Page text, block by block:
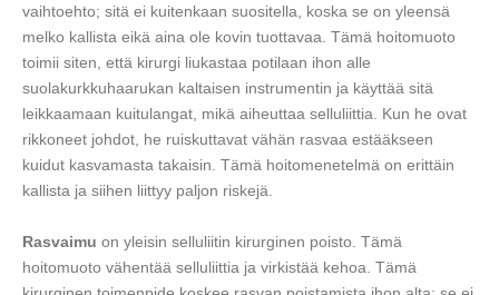
vaihtoehto; sitä ei kuitenkaan suositella, koska se on yleensä
melko kallista eikä aina ole kovin tuottavaa. Tämä hoitomuoto
toimii siten, että kirurgi liukastaa potilaan ihon alle
suolakurkkuhaarukan kaltaisen instrumentin ja käyttää sitä
leikkaamaan kuitulangat, mikä aiheuttaa selluliittia. Kun he ovat
rikkoneet johdot, he ruiskuttavat vähän rasvaa estääkseen
kuidut kasvamasta takaisin. Tämä hoitomenetelmä on erittäin
kallista ja siihen liittyy paljon riskejä.
Rasvaimu on yleisin selluliitin kirurginen poisto. Tämä
hoitomuoto vähentää selluliittia ja virkistää kehoa. Tämä